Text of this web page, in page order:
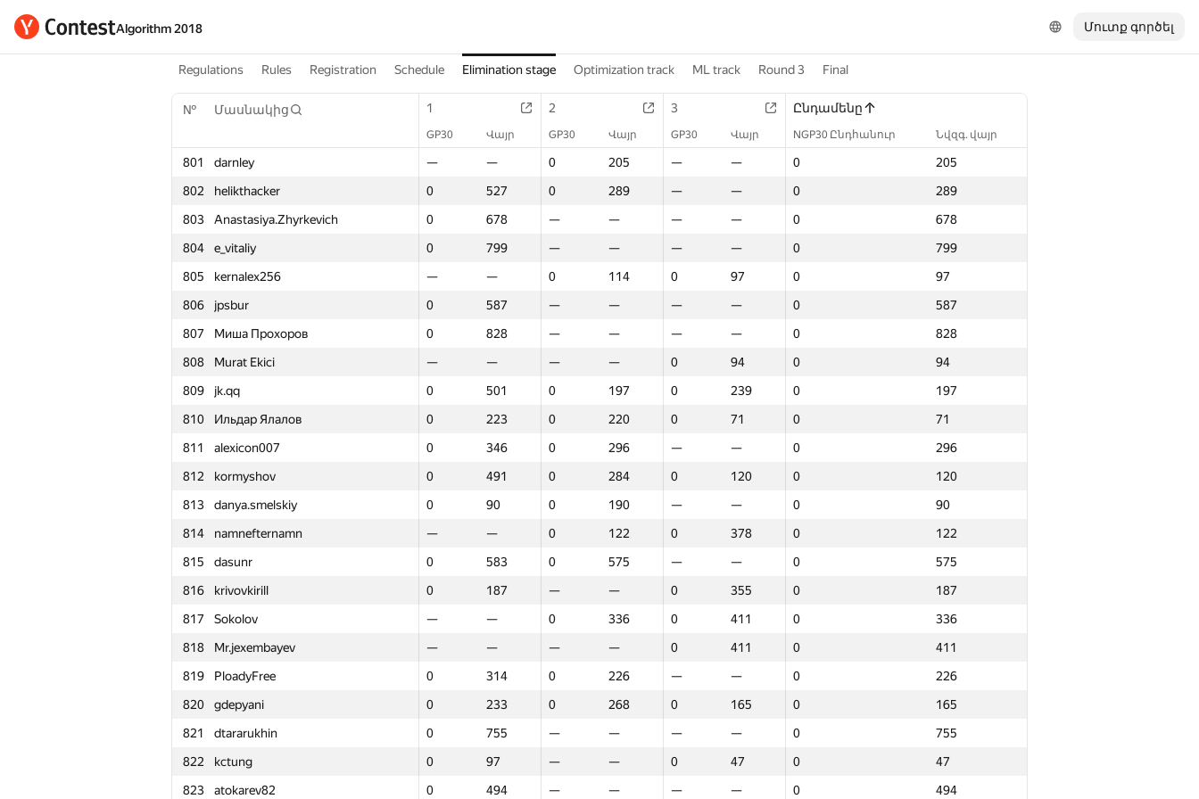
Algorithm 2018 Մուտք գործել
Regulations Rules Registration Schedule Elimination stage Optimization track ML track Round 3 Final
№ Մասնակից 1 2 3 Ընդամենը
GP30 Վայր GP30 Վայր GP30 Վայր NGP30 Ընդհանուր Նվզգ. վայր
801 darnley — — 0 205 — — 0
205
802
helikthacker 0 527 0 289 — — 0
289
803
Anastasiya.Zhyrkevich 0 678 — — — — 0
678
804
e_vitaliy 0 799 — — — — 0
799
805
kernalex256 — — 0 114 0 97 0
97
806
jpsbur 0 587 — — — — 0
587
807
Миша Прохоров 0 828 — — — — 0
828
808
Murat Ekici — — — — 0 94 0
94
809
jk.qq 0 501 0 197 0 239 0
197
810
Ильдар Ялалов 0 223 0 220 0 71 0
71
811
alexicon007 0 346 0 296 — — 0
296
812
kormyshov 0 491 0 284 0 120 0
120
813
danya.smelskiy 0 90 0 190 — — 0
90
814
namnefternamn — — 0 122 0 378 0
122
815
dasunr 0 583 0 575 — — 0
575
816
krivovkirill 0 187 — — 0 355 0
187
817
Sokolov — — 0 336 0 411 0
336
818
Mr.jexembayev — — — — 0 411 0
411
819
PloadyFree 0 314 0 226 — — 0
226
820
gdepyani 0 233 0 268 0 165 0
165
821
dtararukhin 0 755 — — — — 0
755
822
kctung 0 97 — — 0 47 0
47
823
atokarev82 0 494 — — — — 0
494
Մասնակից 1 3 Ընդամենը
GP30 Վայր NGP30 Ընդհանուր Նվզգ. վայր